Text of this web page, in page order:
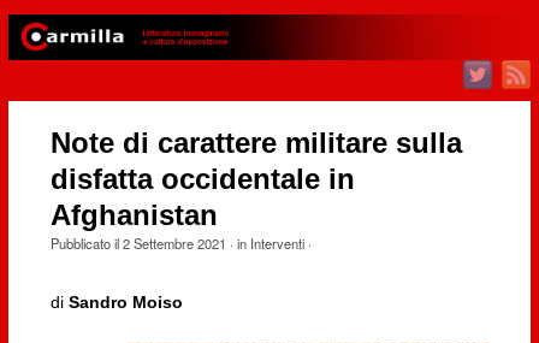
Note di carattere militare sulla
disfatta occidentale in
Afghanistan
Pubblicato il2 Settembre 2021 · in Interventi·
di Sandro Moiso